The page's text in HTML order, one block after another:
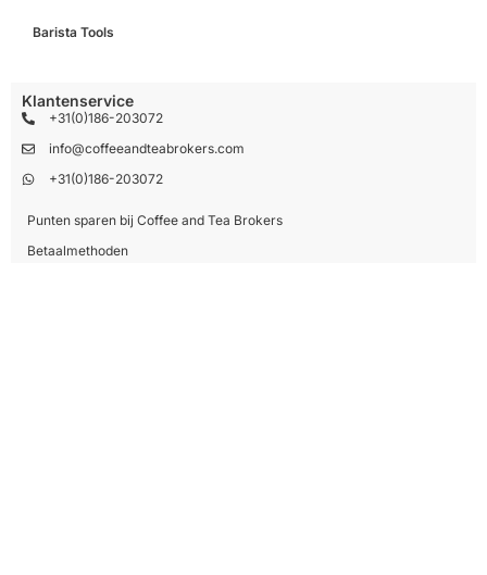
Barista Tools
Klantenservice
+31(0)186-203072
info@coffeeandteabrokers.com
+31(0)186-203072
Punten sparen bij Coffee and Tea Brokers
Betaalmethoden